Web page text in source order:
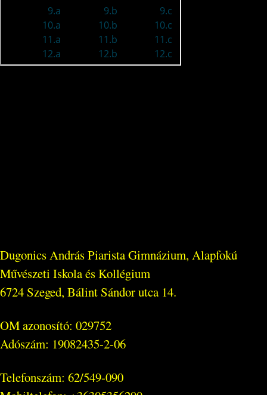
Dugonics András Piarista Gimnázium, Alapfokú
Művészeti Iskola és Kollégium
6724 Szeged, Bálint Sándor utca 14.
OM azonosító: 029752
Adószám: 19082435-2-06
Telefonszám: 62/549-090